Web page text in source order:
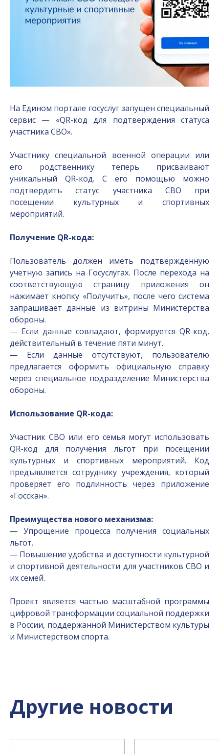
На Едином портале госуслуг запущен специальный
сервис — «QR-код для подтверждения статуса
участника СВО».
Участнику специальной военной операции или
его родственнику теперь присваивают
уникальный QR-код. С его помощью можно
подтвердить статус участника СВО при
посещении культурных и спортивных
мероприятий.
Получение QR-кода:
Пользователь должен иметь подтвержденную
учетную запись на Госуслугах. После перехода на
соответствующую страницу приложения он
нажимает кнопку «Получить», после чего система
запрашивает данные из витрины Министерства
обороны.
— Если данные совпадают, формируется QR-код,
действительный в течение пяти минут.
— Если данные отсутствуют, пользователю
предлагается оформить официальную справку
через специальное подразделение Министерства
обороны.
Использование QR-кода:
Участник СВО или его семья могут использовать
QR-код для получения льгот при посещении
культурных и спортивных мероприятий. Код
предъявляется сотруднику учреждения, который
проверяет его подлинность через приложение
«Госскан».
Преимущества нового механизма:
— Упрощение процесса получения социальных
льгот.
— Повышение удобства и доступности культурной
и спортивной деятельности для участников СВО и
их семей.
Проект является частью масштабной программы
цифровой трансформации социальной поддержки
в России, поддержанной Министерством культуры
и Министерством спорта.
Другие новости